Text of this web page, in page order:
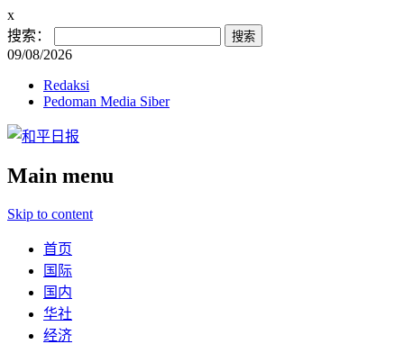
x
搜索：
09/08/2026
Redaksi
Pedoman Media Siber
Main menu
Skip to content
首页
国际
国内
华社
经济